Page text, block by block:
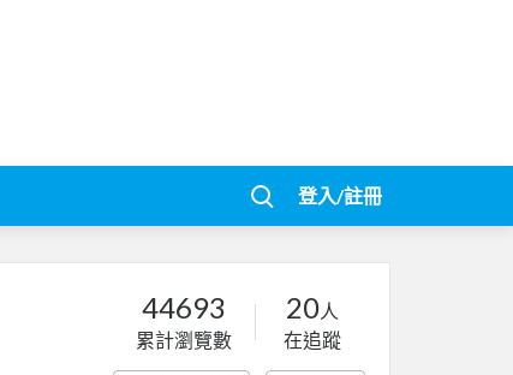
登入/註冊
44693
累計瀏覽數
20人
在追蹤